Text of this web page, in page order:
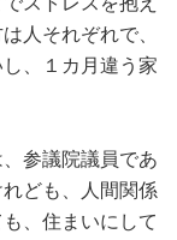
人それぞれで、
、１カ月違う家
参議院議員であ
ども、人間関係
、住まいにして